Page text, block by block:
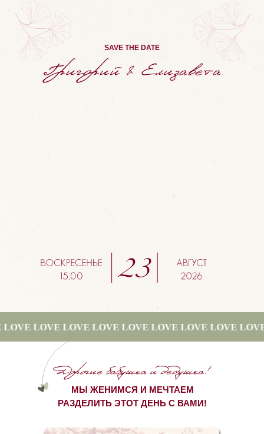
SAVE THE DATE
LOVE LOVE LOVE LOVE LOVE LOVE LOVE LOVE
МЫ ЖЕНИМСЯ И МЕЧТАЕМ
РАЗДЕЛИТЬ ЭТОТ ДЕНЬ С ВАМИ!